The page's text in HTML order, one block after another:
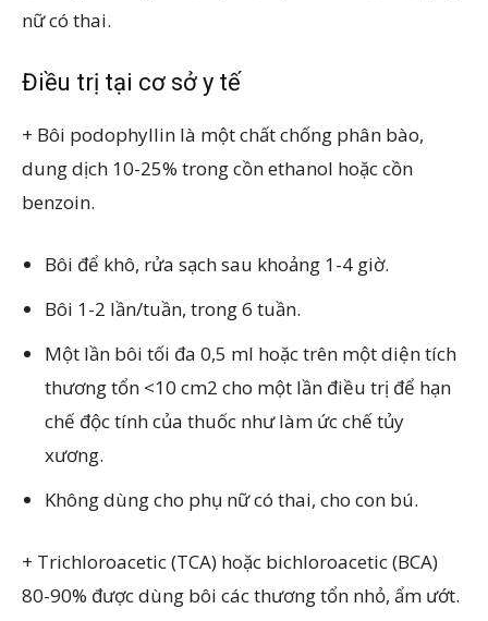
nữ có thai.
Điều trị tại cơ sở y tế
+ Bôi podophyllin là một chất chống phân bào,
dung dịch 10-25% trong cồn ethanol hoặc cồn
benzoin.
Bôi để khô, rửa sạch sau khoảng 1-4 giờ.
Bôi 1-2 lần/tuần, trong 6 tuần.
Một lần bôi tối đa 0,5 ml hoặc trên một diện tích
thương tổn <10 cm2 cho một lần điều trị để hạn
chế độc tính của thuốc như làm ức chế tủy
xương.
Không dùng cho phụ nữ có thai, cho con bú.
+ Trichloroacetic (TCA) hoặc bichloroacetic (BCA)
80-90% được dùng bôi các thương tổn nhỏ, ẩm ướt.